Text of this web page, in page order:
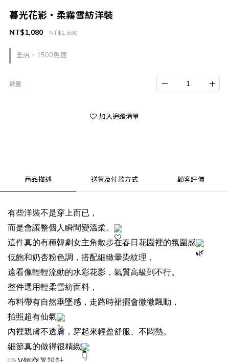
暮光花影・柔霧雪紡洋裝
全店，1500免運
NT$1,580
NT$1,080
數量
加入追蹤清單
商品描述 送貨及付款方式 顧客評價
有些洋裝不是穿上而已，
而是會讓整個人瞬間變溫柔。
這件真的有種韓劇女主角散步在春日花園裡的氛圍感
低飽和奶杏粉色調，搭配細緻暈染紋理，
遠看像輕輕流動的水彩花影，氣質高級到不行。
整件選用輕柔雪紡面料，
布料帶有自然垂墜感，走路時裙擺會微微飄動，
拍照超有仙氣
內裡親膚不透膚，穿起來輕盈舒服、不悶熱。
細節真的做得很精緻